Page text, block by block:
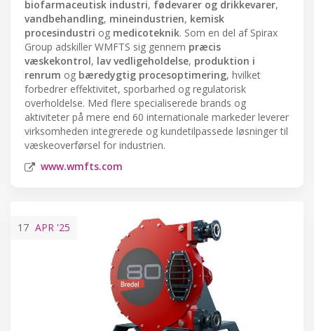
biofarmaceutisk industri, fødevarer og drikkevarer,
vandbehandling, mineindustrien, kemisk
procesindustri og medicoteknik. Som en del af Spirax
Group adskiller WMFTS sig gennem præcis
væskekontrol, lav vedligeholdelse, produktion i
renrum og bæredygtig procesoptimering, hvilket
forbedrer effektivitet, sporbarhed og regulatorisk
overholdelse. Med flere specialiserede brands og
aktiviteter på mere end 60 internationale markeder leverer
virksomheden integrerede og kundetilpassede løsninger til
væskeoverførsel for industrien.
www.wmfts.com
17 APR '25